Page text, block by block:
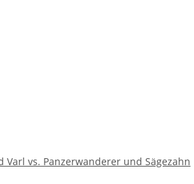
Varl vs. Panzerwanderer und Sägezahn